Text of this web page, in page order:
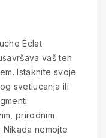
Éclat
vaš ten
Istaknite svoje
svetlucanja ili
prirodnim
nemojte